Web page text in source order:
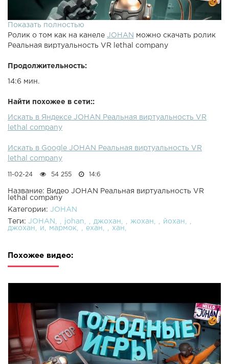
Показать полностью
Ролик о том как на канеле JOHAN можно скачать ролик
Реальная виртуальность VR lethal company
Продолжительность:
14:6 мин.
Найти похожее в сети::
Искать в Яндексе JOHAN Реальная виртуальность VR
lethal company
Искать в Google JOHAN Реальная виртуальность VR
lethal company
11-02-24 54 255 14:6
Название: Видео JOHAN Реальная виртуальность VR
lethal company
Категории: JOHAN
Теги: JOHAN johan джохан жохан
йохан
джохан
и мармок ехан хан
Похожее видео: